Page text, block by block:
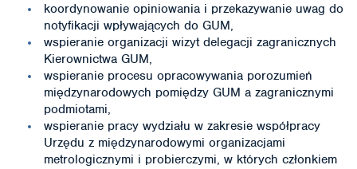
koordynowanie opiniowania i przekazywanie uwag do
notyfikacji wpływających do GUM,
wspieranie organizacji wizyt delegacji zagranicznych
Kierownictwa GUM,
wspieranie procesu opracowywania porozumień
międzynarodowych pomiędzy GUM a zagranicznymi
podmiotami,
wspieranie pracy wydziału w zakresie współpracy
Urzędu z międzynarodowymi organizacjami
metrologicznymi i probierczymi, w których członkiem